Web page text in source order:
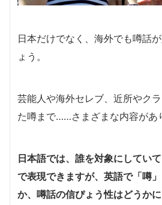
日本だけでなく、海外でも噂話
ょう。
芸能人や海外セレブ、近所やク
た噂まで……さまざまな内容があ
日本語では、誰を対象にしてい
で表現できますが、英語で「噂
か、噂話の信ぴょう性はどうか